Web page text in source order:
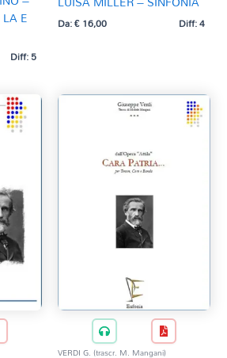
E
Diff: 5
Da:€16,00 Diff: 4
VERDI G. (trascr. M. Mangani)